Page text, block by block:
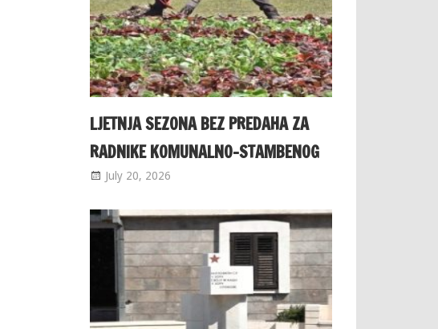
LJETNJA SEZONA BEZ PREDAHA ZA
RADNIKE KOMUNALNO-STAMBENOG
July 20, 2026